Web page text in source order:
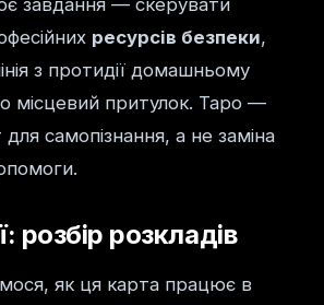
завдання — скерувати
ресурсів безпеки,
з протидії домашньому
місцевий притулок. Таро —
самопізнання, а не заміна
розбір розкладів
як ця карта працює в